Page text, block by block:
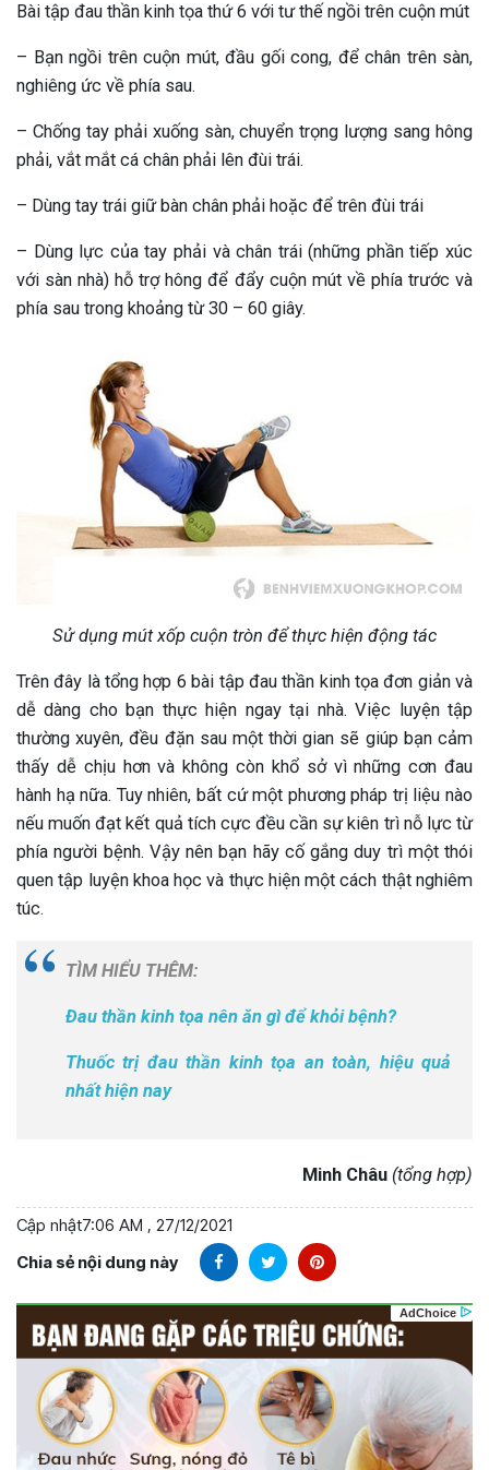
Bài tập đau thần kinh tọa thứ 6 với tư thế ngồi trên cuộn mút
– Bạn ngồi trên cuộn mút, đầu gối cong, để chân trên sàn,
nghiêng ức về phía sau.
– Chống tay phải xuống sàn, chuyển trọng lượng sang hông
phải, vắt mắt cá chân phải lên đùi trái.
– Dùng tay trái giữ bàn chân phải hoặc để trên đùi trái
– Dùng lực của tay phải và chân trái (những phần tiếp xúc
với sàn nhà) hỗ trợ hông để đẩy cuộn mút về phía trước và
phía sau trong khoảng từ 30 – 60 giây.
Sử dụng mút xốp cuộn tròn để thực hiện động tác
Trên đây là tổng hợp 6 bài tập đau thần kinh tọa đơn giản và
dễ dàng cho bạn thực hiện ngay tại nhà. Việc luyện tập
thường xuyên, đều đặn sau một thời gian sẽ giúp bạn cảm
thấy dễ chịu hơn và không còn khổ sở vì những cơn đau
hành hạ nữa. Tuy nhiên, bất cứ một phương pháp trị liệu nào
nếu muốn đạt kết quả tích cực đều cần sự kiên trì nỗ lực từ
phía người bệnh. Vậy nên bạn hãy cố gắng duy trì một thói
quen tập luyện khoa học và thực hiện một cách thật nghiêm
túc.
TÌM HIỂU THÊM:
Đau thần kinh tọa nên ăn gì để khỏi bệnh?
Thuốc trị đau thần kinh tọa an toàn, hiệu quả
nhất hiện nay
Minh Châu (tổng hợp)
Cập nhật7:06 AM , 27/12/2021
Chia sẻ nội dung này